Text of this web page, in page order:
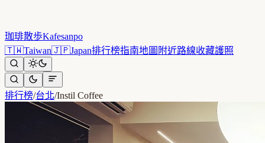
珈琲散歩Kafesanpo
🇹🇼Taiwan🇯🇵Japan排行榜指南地圖 附近路線收藏護照
排行榜/台北/Instil Coffee